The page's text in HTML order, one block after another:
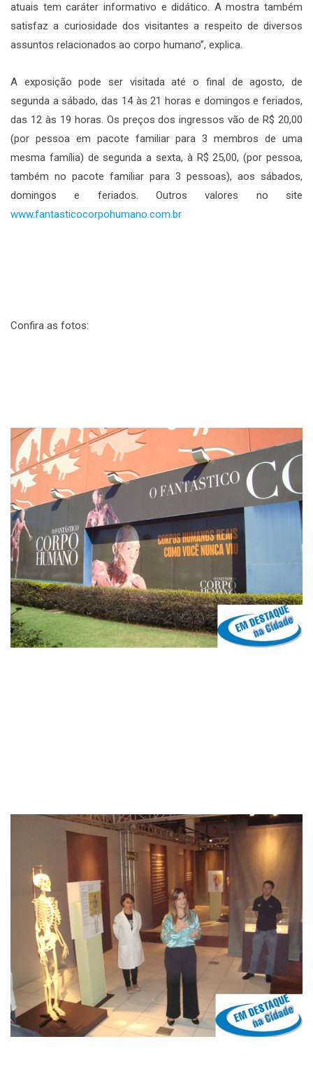
atuais tem caráter informativo e didático. A mostra também
satisfaz a curiosidade dos visitantes a respeito de diversos
assuntos relacionados ao corpo humano”, explica.
A exposição pode ser visitada até o final de agosto, de
segunda a sábado, das 14 às 21 horas e domingos e feriados,
das 12 às 19 horas. Os preços dos ingressos vão de R$ 20,00
(por pessoa em pacote familiar para 3 membros de uma
mesma família) de segunda a sexta, à R$ 25,00, (por pessoa,
também no pacote familiar para 3 pessoas), aos sábados,
domingos e feriados. Outros valores no site
www.fantasticocorpohumano.com.br
Confira as fotos: